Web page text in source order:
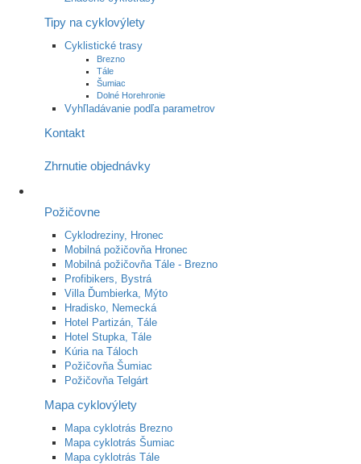
Tipy na cyklovýlety
Cyklistické trasy
Brezno
Tále
Šumiac
Dolné Horehronie
Vyhľladávanie podľa parametrov
Kontakt
Zhrnutie objednávky
Požičovne
Cyklodreziny, Hronec
Mobilná požičovňa Hronec
Mobilná požičovňa Tále - Brezno
Profibikers, Bystrá
Villa Ďumbierka, Mýto
Hradisko, Nemecká
Hotel Partizán, Tále
Hotel Stupka, Tále
Kúria na Táloch
Požičovňa Šumiac
Požičovňa Telgárt
Mapa cyklovýlety
Mapa cyklotrás Brezno
Mapa cyklotrás Šumiac
Mapa cyklotrás Tále